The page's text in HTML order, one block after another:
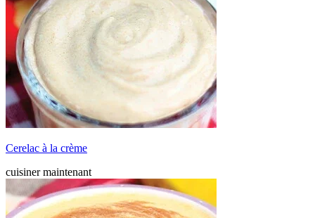
Cerelac à la crème
cuisiner maintenant